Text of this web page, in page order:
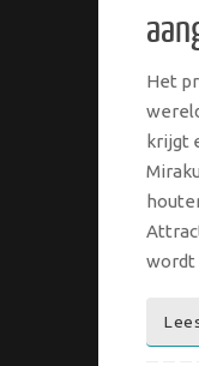
Het
krijgt
wordt